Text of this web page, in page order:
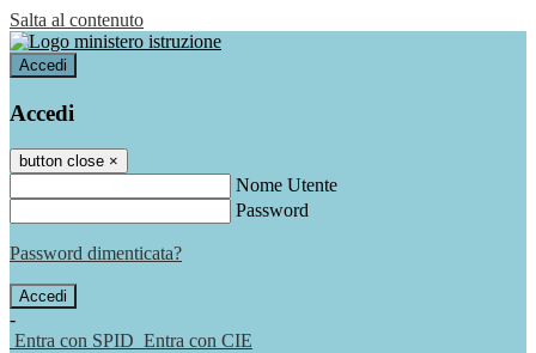
Salta al contenuto
Accedi
Accedi
button close ×
Nome Utente
Password
Password dimenticata?
-
Entra con SPID Entra con CIE